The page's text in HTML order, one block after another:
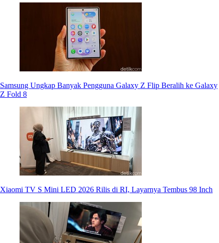
Samsung Ungkap Banyak Pengguna Galaxy Z Flip Beralih ke Galaxy
Z Fold 8
Xiaomi TV S Mini LED 2026 Rilis di RI, Layarnya Tembus 98 Inch